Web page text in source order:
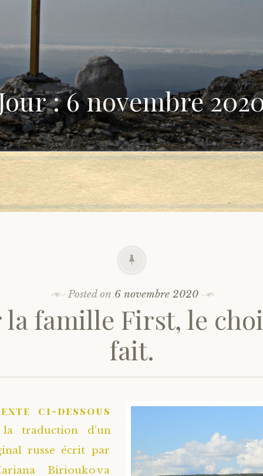
: 6 novembre
Posted on 6 novembre 2020
la famille First, le
fait.
ci-dessous
traduction d’un
russe écrit par
Birioukova